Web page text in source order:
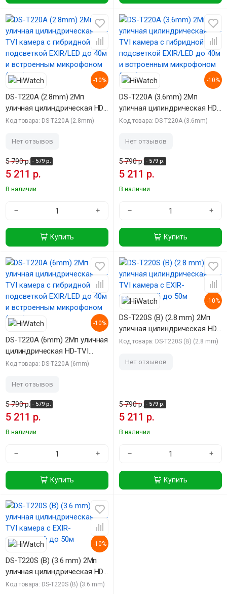
-10%
DS-T220A (2.8mm) 2Мп
уличная цилиндрическая HD-
TVI камера с гибридной
и встроенным микрофоном
Код товара: DS-T220A (2.8mm)
Нет отзывов
5 790 р. - 579 р.
5 211 р.
В наличии
− +
Купить
-10%
DS-T220A (3.6mm) 2Мп
уличная цилиндрическая HD-
TVI камера с гибридной
и встроенным микрофоном
Код товара: DS-T220A (3.6mm)
Нет отзывов
5 790 р. - 579 р.
5 211 р.
В наличии
− +
Купить
-10%
DS-T220A (6mm) 2Мп уличная
цилиндрическая HD-TVI
камера с гибридной
и встроенным микрофоном
Код товара: DS-T220A (6mm)
Нет отзывов
5 790 р. - 579 р.
5 211 р.
В наличии
− +
Купить
-10%
DS-T220S (B) (2.8 mm) 2Мп
уличная цилиндрическая HD-
TVI камера с EXIR-
Код товара: DS-T220S (B) (2.8 mm)
Нет отзывов
5 790 р. - 579 р.
5 211 р.
В наличии
− +
Купить
-10%
DS-T220S (B) (3.6 mm) 2Мп
уличная цилиндрическая HD-
TVI камера с EXIR-
Код товара: DS-T220S (B) (3.6 mm)